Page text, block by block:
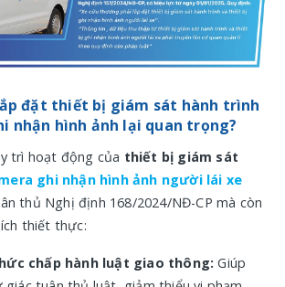
đặt thiết bị giám sát hành trình
nhận hình ảnh lại quan trọng?
trì hoạt động của thiết bị giám sát
ghi nhận hình ảnh người lái xe
thủ Nghị định 168/2024/NĐ-CP mà còn
thiết thực:
chấp hành luật giao thông: Giúp